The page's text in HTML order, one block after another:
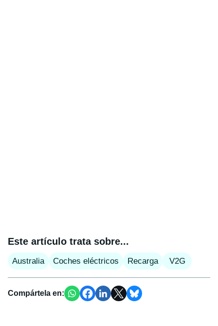
Este artículo trata sobre...
Australia Coches eléctricos Recarga V2G
Compártela en: